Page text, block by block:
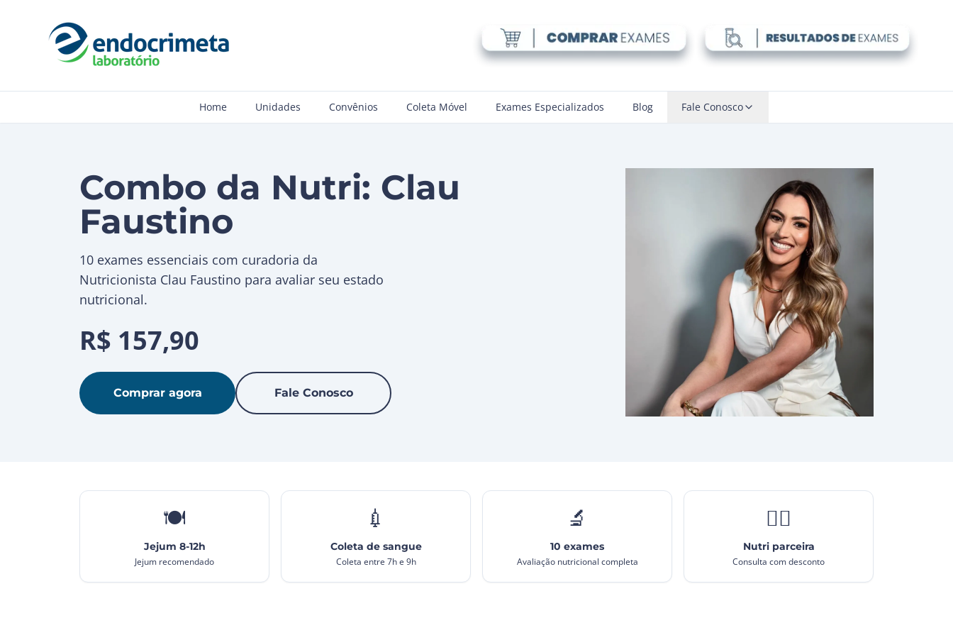
Home Unidades Convênios Coleta Móvel Exames Especializados Blog Fale Conosco
Combo da Nutri: Clau
Faustino
10 exames essenciais com curadoria da
Nutricionista Clau Faustino para avaliar seu estado
nutricional.
R$ 157,90
Comprar agora Fale Conosco
🍽️
Jejum 8-12h
Jejum recomendado
💉
Coleta de sangue
Coleta entre 7h e 9h
🔬
10 exames
Avaliação nutricional completa
👩‍⚕️
Nutri parceira
Consulta com desconto